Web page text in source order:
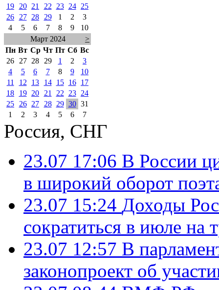
19
20 21 22 23 24
25
26
27 28 29 1 2
3
4
5 6 7 8 9
10
Март 2024
>
Пн Вт Ср Чт Пт Сб Вс
26
27 28 29 1 2
3
4
5 6 7 8 9
10
11
12 13 14 15 16
17
18
19 20 21 22 23
24
25
26 27 28 29 30 31
1
2 3 4 5 6 7
Россия, СНГ
23.07 17:06 В России
в широкий оборот
23.07 15:24 Доходы
сократиться в июле на
23.07 12:57 В
законопроект об